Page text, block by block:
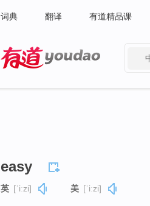
词典 翻译 有道精品课
easy
英 [ˈiːzi] 美 [ˈiːzi]